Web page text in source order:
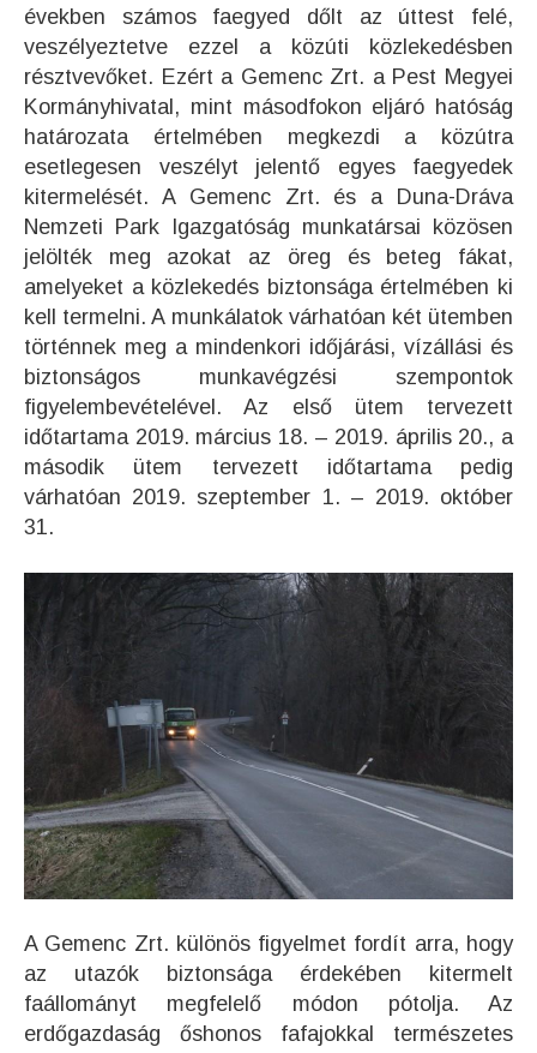
években számos faegyed dőlt az úttest felé,
veszélyeztetve ezzel a közúti közlekedésben
résztvevőket. Ezért a Gemenc Zrt. a Pest Megyei
Kormányhivatal, mint másodfokon eljáró hatóság
határozata értelmében megkezdi a közútra
esetlegesen veszélyt jelentő egyes faegyedek
kitermelését. A Gemenc Zrt. és a Duna-Dráva
Nemzeti Park Igazgatóság munkatársai közösen
jelölték meg azokat az öreg és beteg fákat,
amelyeket a közlekedés biztonsága értelmében ki
kell termelni. A munkálatok várhatóan két ütemben
történnek meg a mindenkori időjárási, vízállási és
biztonságos munkavégzési szempontok
figyelembevételével. Az első ütem tervezett
időtartama 2019. március 18. – 2019. április 20., a
második ütem tervezett időtartama pedig
várhatóan 2019. szeptember 1. – 2019. október
31.
A Gemenc Zrt. különös figyelmet fordít arra, hogy
az utazók biztonsága érdekében kitermelt
faállományt megfelelő módon pótolja. Az
erdőgazdaság őshonos fafajokkal természetes